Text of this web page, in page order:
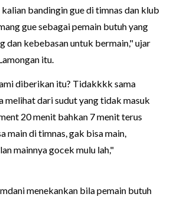
bandingin gue di timnas dan klub
gue sebagai pemain butuh yang
dan kebebasan untuk bermain," ujar
itu.
diberikan itu? Tidakkkk sama
melihat dari sudut yang tidak masuk
20 menit bahkan 7 menit terus
main di timnas, gak bisa main,
mainnya gocek mulu lah,"
menekankan bila pemain butuh